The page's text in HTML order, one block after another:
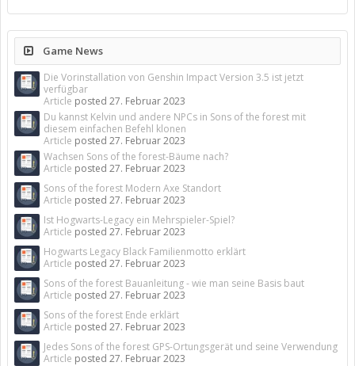
Game News
Die Vorinstallation von Genshin Impact Version 3.5 ist jetzt
verfügbar
Article posted 27. Februar 2023
Du kannst Kelvin und andere NPCs in Sons of the forest mit
diesem einfachen Befehl klonen
Article posted 27. Februar 2023
Wachsen Sons of the forest-Bäume nach?
Article posted 27. Februar 2023
Sons of the forest Modern Axe Standort
Article posted 27. Februar 2023
Ist Hogwarts-Legacy ein Mehrspieler-Spiel?
Article posted 27. Februar 2023
Hogwarts Legacy Black Familienmotto erklärt
Article posted 27. Februar 2023
Sons of the forest Bauanleitung - wie man seine Basis baut
Article posted 27. Februar 2023
Sons of the forest Ende erklärt
Article posted 27. Februar 2023
Jedes Sons of the forest GPS-Ortungsgerät und seine Verwendung
Article posted 27. Februar 2023